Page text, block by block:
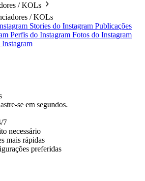
/ KOLs
/ KOLs
Stories do Instagram Publicações
Perfis do Instagram Fotos do Instagram
se em segundos.
7
necessário
mais rápidas
preferidas